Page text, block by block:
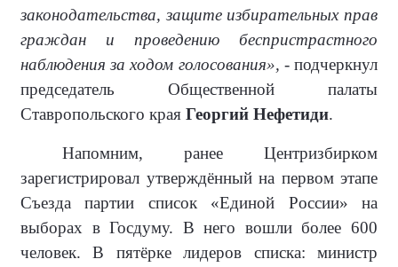
законодательства, защите избирательных прав
граждан и проведению беспристрастного
наблюдения за ходом голосования», - подчеркнул
председатель Общественной палаты
Ставропольского края Георгий Нефетиди.
Напомним, ранее Центризбирком
зарегистрировал утверждённый на первом этапе
Съезда партии список «Единой России» на
выборах в Госдуму. В него вошли более 600
человек. В пятёрке лидеров списка: министр